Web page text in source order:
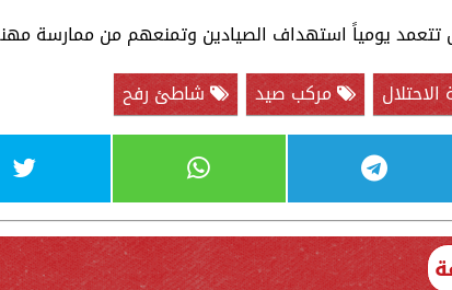
تتعمد يومياً استهداف الصيادين وتمنعهم من ممارسة
مركب صيد شاطئ رفح